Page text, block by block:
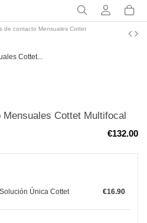
de contacto Mensuales Cottet
Cottet Multifocal
€132.00
Única Cottet €16.90